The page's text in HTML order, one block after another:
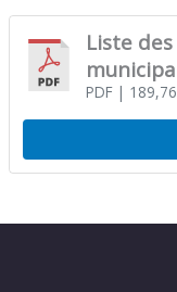
Liste
PDF| 189,76